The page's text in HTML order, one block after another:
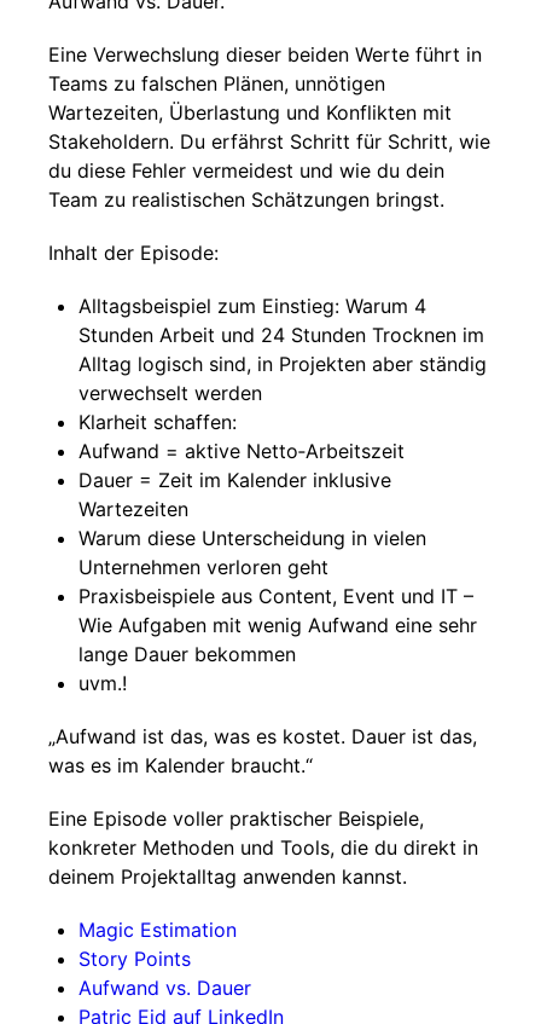
Eine Verwechslung dieser beiden Werte führt in
Teams zu falschen Plänen, unnötigen
Wartezeiten, Überlastung und Konflikten mit
Stakeholdern. Du erfährst Schritt für Schritt, wie
du diese Fehler vermeidest und wie du dein
Team zu realistischen Schätzungen bringst.
Inhalt der Episode:
Alltagsbeispiel zum Einstieg: Warum 4
Stunden Arbeit und 24 Stunden Trocknen im
Alltag logisch sind, in Projekten aber ständig
verwechselt werden
Klarheit schaffen:
Aufwand = aktive Netto‑Arbeitszeit
Dauer = Zeit im Kalender inklusive
Wartezeiten
Warum diese Unterscheidung in vielen
Unternehmen verloren geht
Praxisbeispiele aus Content, Event und IT –
Wie Aufgaben mit wenig Aufwand eine sehr
lange Dauer bekommen
uvm.!
„Aufwand ist das, was es kostet. Dauer ist das,
was es im Kalender braucht.“
Eine Episode voller praktischer Beispiele,
konkreter Methoden und Tools, die du direkt in
deinem Projektalltag anwenden kannst.
Magic Estimation
Story Points
Aufwand vs. Dauer
Patric Eid auf LinkedIn